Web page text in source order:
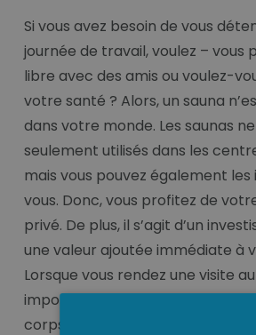
Si vous avez besoin de vous
journée de travail, voulez – vous
libre avec des amis ou voulez-
votre santé ? Alors, un sauna
dans votre monde. Les saunas
seulement utilisés dans les
mais vous pouvez également
vous. Donc, vous profitez de
privé. De plus, il s’agit d’un
une valeur ajoutée immédiate à
Lorsque vous rendez une visite
important est que vous
corps.